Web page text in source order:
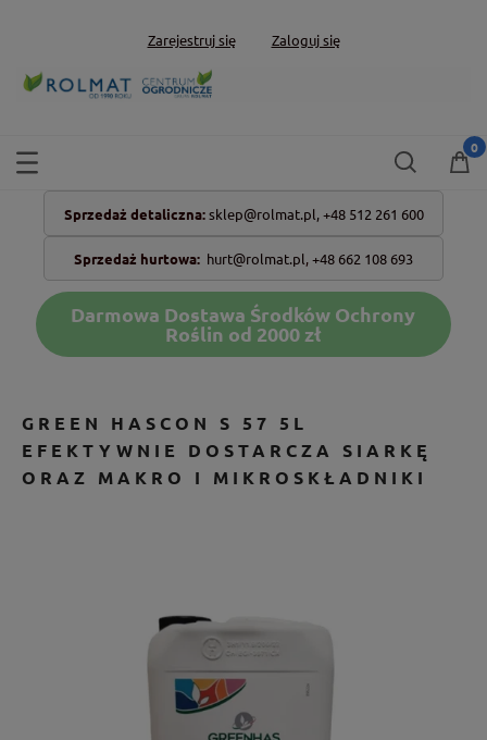
Zarejestruj się Zaloguj się
Sprzedaż detaliczna: sklep@rolmat.pl, +48 512 261 600
Sprzedaż hurtowa: hurt@rolmat.pl,+48 662 108 693
Darmowa Dostawa Środków Ochrony
Roślin od 2000 zł
GREEN HASCON S 57 5L
EFEKTYWNIE DOSTARCZA SIARKĘ
ORAZ MAKRO I MIKROSKŁADNIKI